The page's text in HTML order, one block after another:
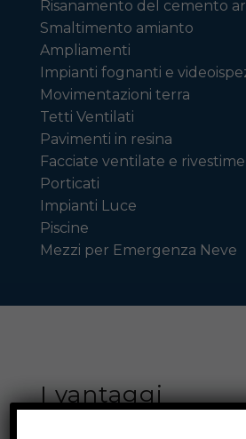
Risanamento del cemento
Smaltimento amianto
Ampliamenti
Impianti fognanti e
Movimentazioni terra
Tetti Ventilati
Pavimenti in resina
Facciate ventilate e
Porticati
Impianti Luce
Piscine
Mezzi per Emergenza Neve
I vantaggi